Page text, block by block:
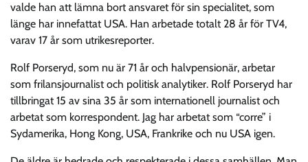
valde han att lämna bort ansvaret för sin specialitet, som
länge har innefattat USA. Han arbetade totalt 28 år för TV4,
varav 17 år som utrikesreporter.
Rolf Porseryd, som nu är 71 år och halvpensionär, arbetar
som frilansjournalist och politisk analytiker. Rolf Porseryd har
tillbringat 15 av sina 35 år som internationell journalist och
arbetat som korrespondent. Jag har arbetat som “corre” i
Sydamerika, Hong Kong, USA, Frankrike och nu USA igen.